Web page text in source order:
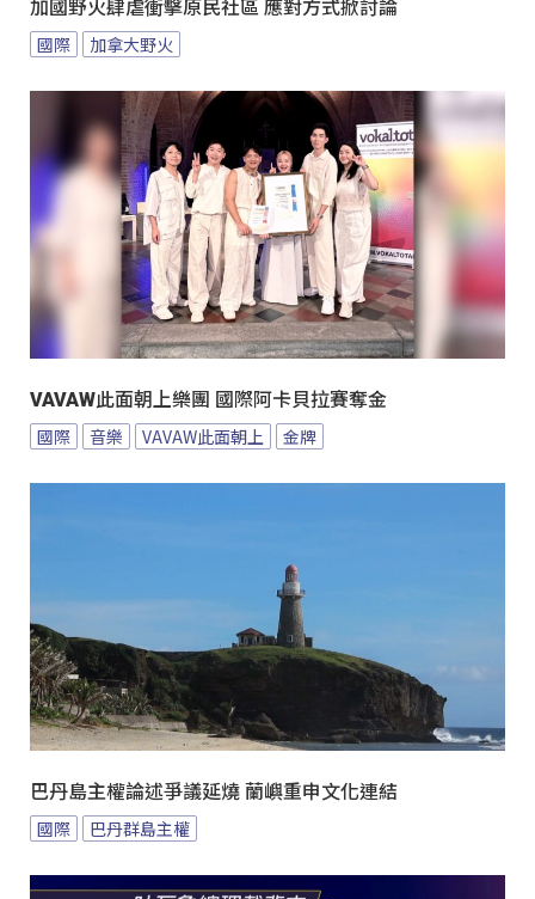
加國野火肆虐衝擊原民社區 應對方式掀討論
國際 加拿大野火
VAVAW此面朝上樂團 國際阿卡貝拉賽奪金
國際 音樂 VAVAW此面朝上 金牌
巴丹島主權論述爭議延燒 蘭嶼重申文化連結
國際 巴丹群島主權